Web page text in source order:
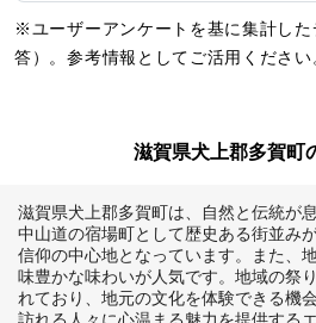
※ユーザーアンケートを基に集計し
答）。参考情報としてご活用ください
滋賀県犬上郡多賀町
滋賀県犬上郡多賀町は、自然と伝統が
中山道の宿場町として歴史ある街並み
信仰の中心地となっています。また、
味豊かな味わいが人気です。地域の祭
れており、地元の文化を体験できる機
訪れる人々に心温まる魅力を提供するエ